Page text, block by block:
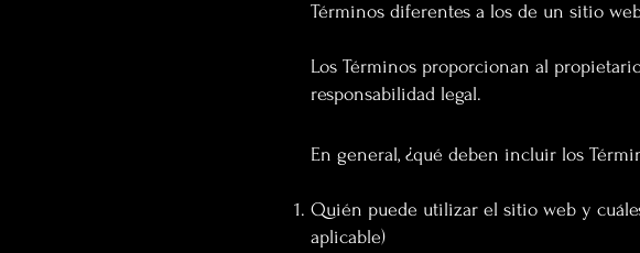
Términos diferentes a los de un sitio
Los Términos proporcionan al
responsabilidad legal.
En general, ¿qué deben incluir los
Quién puede utilizar el sitio web y
aplicable)